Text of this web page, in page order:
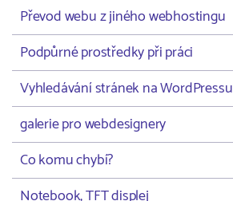
Převod webu z jiného webhostingu
Podpůrné prostředky při práci
Vyhledávání stránek na WordPressu
galerie pro webdesignery
Co komu chybí?
Notebook, TFT displej